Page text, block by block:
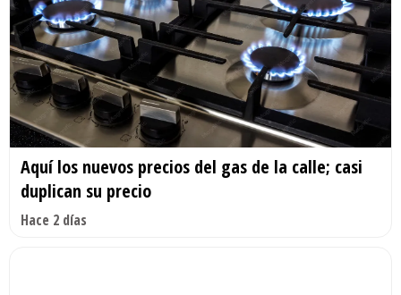
Aquí los nuevos precios del gas de la calle; casi
duplican su precio
Hace 2 días